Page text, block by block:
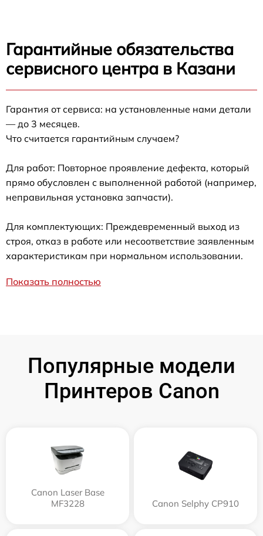
Гарантийные обязательства
сервисного центра в Казани
Гарантия от сервиса: на установленные нами детали
— до 3 месяцев.
Что считается гарантийным случаем?
Для работ: Повторное проявление дефекта, который
прямо обусловлен с выполненной работой (например,
неправильная установка запчасти).
Для комплектующих: Преждевременный выход из
строя, отказ в работе или несоответствие заявленным
характеристикам при нормальном использовании.
Показать полностью
Популярные модели
Принтеров Canon
Canon Laser Base
MF3228
Canon Selphy CP910